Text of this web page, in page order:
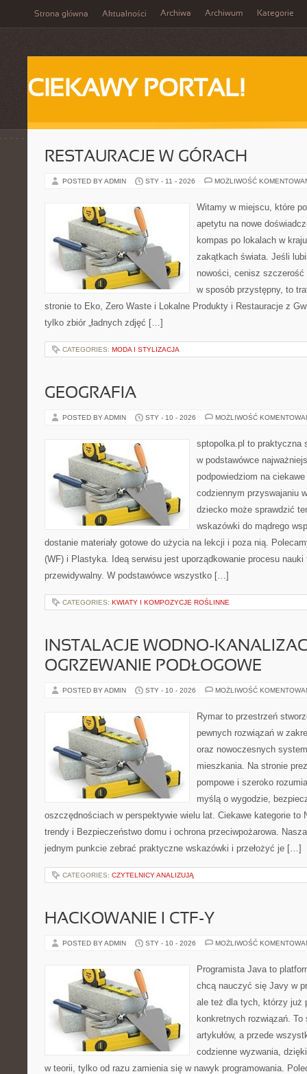
Strona główna Aktualności Archiwa Archiwum Kategorie
CIEKAWY PORTAL!
RESTAURACJE W GÓRACH
POSTED BY ADMIN STY - 11 - 2026 MOŻLIWOŚĆ
Witamy w miejscu, które
apetytu na nowe
kompas po lokalach w
zakątkach świata. Jeśli
nowości, cenisz
w sposób przystępny, to
stronie to Eko, Zero Waste i Lokalne Produkty i Restauracje z
tylko zbiór „ładnych zdjęć […]
CATEGORIES: MODA I STYLIZACJA
GEOGRAFIA
POSTED BY ADMIN STY - 10 - 2026 MOŻLIWOŚĆ
sptopolka.pl to praktyczna
w podstawówce
podpowiedziom na
codziennym przyswajaniu
dziecko może sprawdzić
wskazówki do mądrego
dostanie materiały gotowe do użycia na lekcji i poza nią.
(WF) i Plastyka. Ideą serwisu jest uporządkowanie procesu nauki
przewidywalny. W podstawówce wszystko […]
CATEGORIES: KWIATY I KOMPOZYCJE ROŚLINNE
INSTALACJE WODNO-
OGRZEWANIE PODŁOGOWE
POSTED BY ADMIN STY - 10 - 2026 MOŻLIWOŚĆ
Rymar to przestrzeń
pewnych rozwiązań w
oraz nowoczesnych
mieszkania. Na stronie
pompowe i szeroko
myślą o wygodzie,
oszczędnościach w perspektywie wielu lat. Ciekawe kategorie to
trendy i Bezpieczeństwo domu i ochrona przeciwpożarowa.
jednym punkcie zebrać praktyczne wskazówki i przełożyć je […]
CATEGORIES: CZYTELNICY ANALIZUJĄ
HACKOWANIE I CTF-Y
POSTED BY ADMIN STY - 10 - 2026 MOŻLIWOŚĆ
Programista Java to
chcą nauczyć się Javy w
ale też dla tych, którzy już
konkretnych rozwiązań.
artykułów, a przede
codzienne wyzwania,
w teorii, tylko od razu zamienia się w nawyk programowania.